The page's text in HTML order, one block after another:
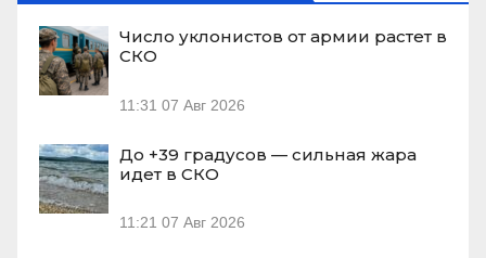
Число уклонистов от армии растет в
СКО
11:31 07 Авг 2026
До +39 градусов — сильная жара
идет в СКО
11:21 07 Авг 2026